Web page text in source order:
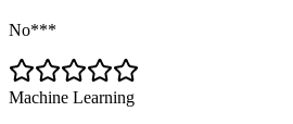
No***
Machine Learning